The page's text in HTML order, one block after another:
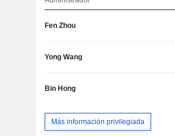
Fen Zhou
Yong Wang
Bin Hong
Más información privilegiada